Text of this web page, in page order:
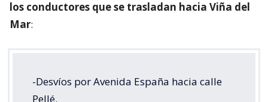
los conductores que se trasladan hacia Viña del
Mar:
-Desvíos por Avenida España hacia calle
Pellé.